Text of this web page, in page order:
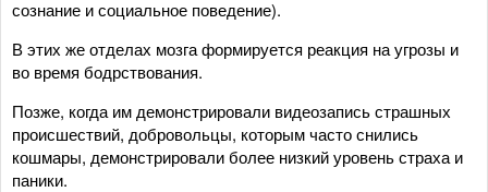
сознание и социальное поведение).
В этих же отделах мозга формируется реакция на угрозы и
во время бодрствования.
Позже, когда им демонстрировали видеозапись страшных
происшествий, добровольцы, которым часто снились
кошмары, демонстрировали более низкий уровень страха и
паники.